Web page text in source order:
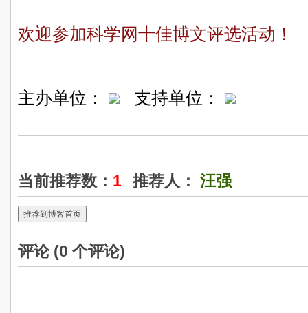
欢迎参加科学网十佳博文评选活动！
主办单位： 支持单位：
当前推荐数： 1 推荐人： 汪强
推荐到博客首页
评论 (0 个评论)